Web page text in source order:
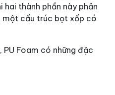
hai thành phần này phản
một cấu trúc bọt xốp có
Foam có những đặc